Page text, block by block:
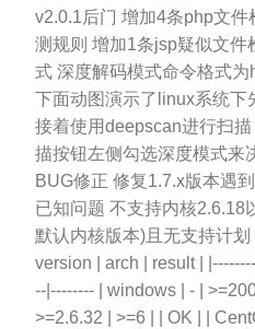
v2.0.1后门 增加4条php文
测规则 增加1条jsp疑似文件
式 深度解码模式命令格式
下面动图演示了linux系统下
接着使用deepscan进行扫
描按钮左侧勾选深度模式来
BUG修正 修复1.7.x版本遇
已知问题 不支持内核2.6.18
默认内核版本)且无支持计划
version | arch | result |
--|-------- | windows | - |
>=2.6.32 | >=6 | | OK | |